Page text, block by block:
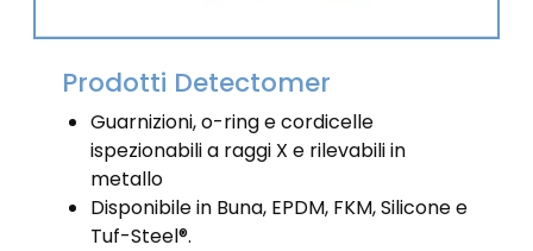
Prodotti Detectomer
Guarnizioni, o-ring e cordicelle
ispezionabili a raggi X e rilevabili in
metallo
Disponibile in Buna, EPDM, FKM, Silicone e
Tuf-Steel®.